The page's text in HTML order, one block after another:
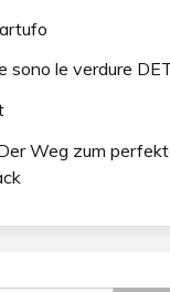
sono le verdure
Weg zum